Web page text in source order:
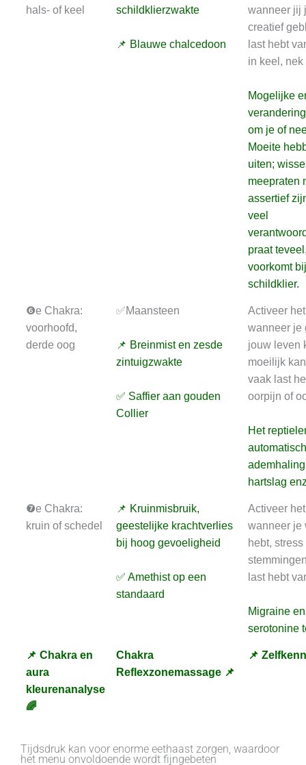
hals- of keel
schildklierzwakte
📌 Blauwe chalcedoon
wanneer jij
creatief
last hebt
in keel,
Mogelijke
om je of
Moeite
uiten;
meepraten
assertief
veel
praat
voorkomt
schildklier.
❻e Chakra:
voorhoofd,
derde oog
✅Maansteen
📌 Breinmist en zesde
zintuigzwakte
✅ Saffier aan gouden
Collier
Activeer
wanneer je
jouw leven
moeilijk
vaak last
oorpijn of
Het
hartslag
❼e Chakra:
kruin of schedel
📌 Kruinmisbruik,
geestelijke krachtverlies
bij hoog gevoeligheid
✅ Amethist op een
standaard
Activeer
wanneer je
hebt,
last hebt
Migraine
serotonine
📌 Chakra en
aura
kleurenanalyse
🌈
Chakra
Reflexzonemassage 📌
📌
Tijdsdruk kan voor enorme eethaast zorgen, waardoor
het menu onvoldoende wordt fijngebeten